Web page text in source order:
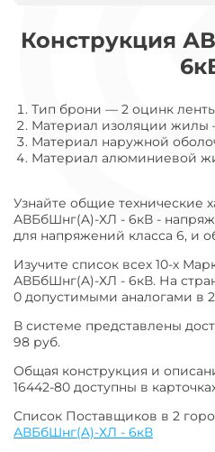
Конструкция
Тип брони — 2 оцинк
Материал изоляции жилы
Материал наружной
Материал алюминиевой
Узнайте общие технические
АВБбШнг(A)-ХЛ - 6кВ -
для напряжений класса 6, и
Изучите список всех 10-х
АВБбШнг(A)-ХЛ - 6кВ. На
0 допустимыми аналогами в
В системе представлены
98 руб.
Общая конструкция и
16442-80 доступны в
Список Поставщиков в 2
АВБбШнг(A)-ХЛ - 6кВ